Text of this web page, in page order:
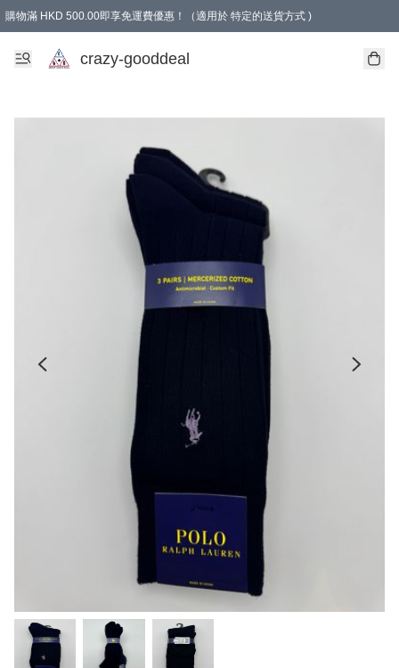
購物滿 HKD 500.00即享免運費優惠！（適用於 特定的送貨方式 )
成為會員可享免費禮品
crazy-gooddeal